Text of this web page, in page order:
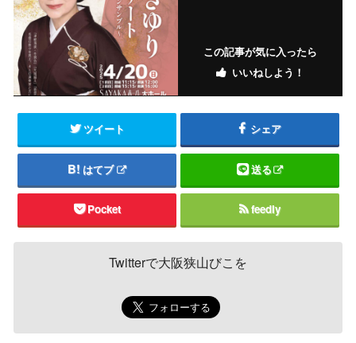
この記事が気に入ったら
いいねしよう！
ツイート シェア
はてブ 送る
Pocket feedly
Twitterで大阪狭山びこを